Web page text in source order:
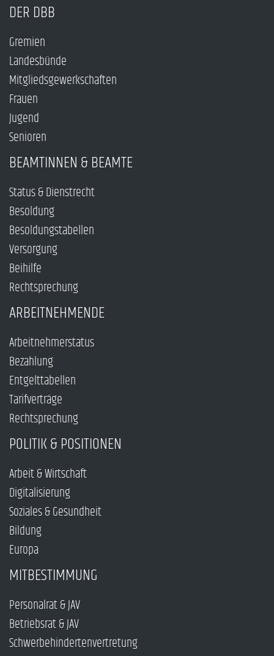
DER DBB
Gremien
Landesbünde
Mitgliedsgewerkschaften
Frauen
Jugend
Senioren
BEAMTINNEN & BEAMTE
Status & Dienstrecht
Besoldung
Besoldungstabellen
Versorgung
Beihilfe
Rechtsprechung
ARBEITNEHMENDE
Arbeitnehmerstatus
Bezahlung
Entgelttabellen
Tarifverträge
Rechtsprechung
POLITIK & POSITIONEN
Arbeit & Wirtschaft
Digitalisierung
Soziales & Gesundheit
Bildung
Europa
MITBESTIMMUNG
Personalrat & JAV
Betriebsrat & JAV
Schwerbehindertenvertretung